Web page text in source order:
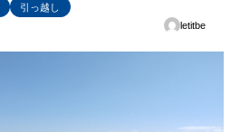
引っ越し
letitbe